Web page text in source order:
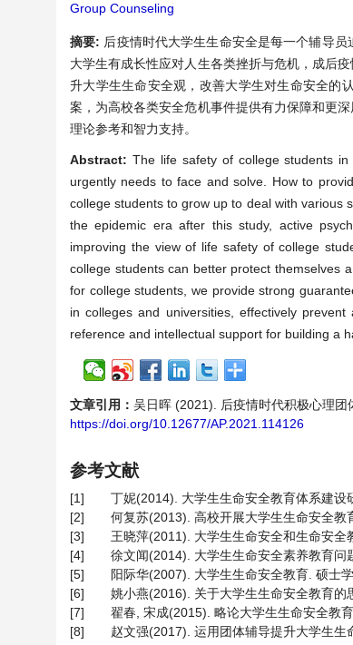
Group Counseling
摘要: 后疫情时代大学生生命安全是每一个辅导
大学生有成长性应对人生各类挫折与危机，成后
升大学生生命安全观，改善大学生对生命安全的
案，为高校各类安全危机事件提供有力保障和更
理论参考和智力支持。
Abstract: The life safety of college students
urgently needs to face and solve. How to
college students to grow up to deal with various
the epidemic era after this study, active
improving the view of life safety of college
college students can better protect themselves
for college students, we provide strong
in colleges and universities, effectively
reference and intellectual support for building a
文章引用： 吴日晖 (2021). 后疫情时代积极心理团
https://doi.org/10.12677/AP.2021.114126
参考文献
[1]
丁妮(2014). 大学生生命安全教育体系建设
[2]
何复苏(2013). 高校开展大学生生命安全
[3]
王晓萍(2011). 大学生生命安全和生命安
[4]
徐文闻(2014). 大学生生命安全素养教育问
[5]
阳际华(2007). 大学生生命安全教育. 硕士
[6]
姚小燕(2016). 关于大学生生命安全教育
[7]
翟春, 宋成(2015). 略论大学生生命安全教
[8]
赵文强(2017). 运用团体辅导提升大学生生